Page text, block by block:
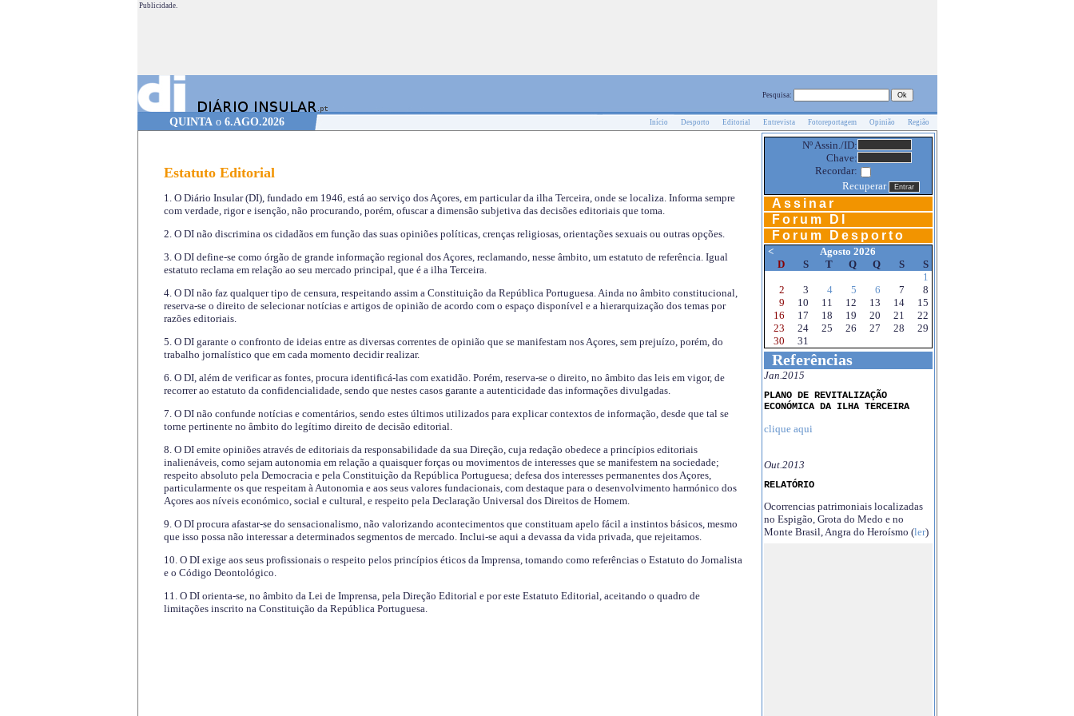
Publicidade.
Pesquisa:
QUINTA o 6.AGO.2026 Início Desporto Editorial Entrevista Fotoreportagem Opinião Região
Estatuto Editorial
1. O Diário Insular (DI), fundado em 1946, está ao serviço dos Açores, em particular da ilha Terceira, onde se localiza. Informa sempre
com verdade, rigor e isenção, não procurando, porém, ofuscar a dimensão subjetiva das decisões editoriais que toma.
2. O DI não discrimina os cidadãos em função das suas opiniões políticas, crenças religiosas, orientações sexuais ou outras opções.
3. O DI define-se como órgão de grande informação regional dos Açores, reclamando, nesse âmbito, um estatuto de referência. Igual
estatuto reclama em relação ao seu mercado principal, que é a ilha Terceira.
4. O DI não faz qualquer tipo de censura, respeitando assim a Constituição da República Portuguesa. Ainda no âmbito constitucional,
reserva-se o direito de selecionar notícias e artigos de opinião de acordo com o espaço disponível e a hierarquização dos temas por
razões editoriais.
5. O DI garante o confronto de ideias entre as diversas correntes de opinião que se manifestam nos Açores, sem prejuízo, porém, do
trabalho jornalístico que em cada momento decidir realizar.
6. O DI, além de verificar as fontes, procura identificá-las com exatidão. Porém, reserva-se o direito, no âmbito das leis em vigor, de
recorrer ao estatuto da confidencialidade, sendo que nestes casos garante a autenticidade das informações divulgadas.
7. O DI não confunde notícias e comentários, sendo estes últimos utilizados para explicar contextos de informação, desde que tal se
torne pertinente no âmbito do legítimo direito de decisão editorial.
8. O DI emite opiniões através de editoriais da responsabilidade da sua Direção, cuja redação obedece a princípios editoriais
inalienáveis, como sejam autonomia em relação a quaisquer forças ou movimentos de interesses que se manifestem na sociedade;
respeito absoluto pela Democracia e pela Constituição da República Portuguesa; defesa dos interesses permanentes dos Açores,
particularmente os que respeitam à Autonomia e aos seus valores fundacionais, com destaque para o desenvolvimento harmónico dos
Açores aos níveis económico, social e cultural, e respeito pela Declaração Universal dos Direitos de Homem.
9. O DI procura afastar-se do sensacionalismo, não valorizando acontecimentos que constituam apelo fácil a instintos básicos, mesmo
que isso possa não interessar a determinados segmentos de mercado. Inclui-se aqui a devassa da vida privada, que rejeitamos.
10. O DI exige aos seus profissionais o respeito pelos princípios éticos da Imprensa, tomando como referências o Estatuto do Jornalista
e o Código Deontológico.
11. O DI orienta-se, no âmbito da Lei de Imprensa, pela Direção Editorial e por este Estatuto Editorial, aceitando o quadro de
limitações inscrito na Constituição da República Portuguesa.
Nº Assin./ID:
Chave:
Recordar:
Recuperar
Assinar
Forum DI
Forum Desporto
<
Agosto 2026
D
S T Q Q S
S
1
2
3 4 5 6 7
8
9
10 11 12 13 14
15
16
17 18 19 20 21
22
23
24 25 26 27 28
29
30
31
Referências
Jan.2015
PLANO DE REVITALIZAÇÃO
ECONÓMICA DA ILHA TERCEIRA
clique aqui
Out.2013
RELATÓRIO
Ocorrencias patrimoniais localizadas
no Espigão, Grota do Medo e no
Monte Brasil, Angra do Heroísmo (ler)